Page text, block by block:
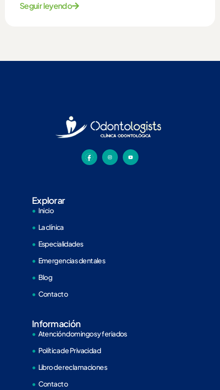
Seguir leyendo
Explorar
Inicio
La clínica
Especialidades
Emergencias dentales
Blog
Contacto
Información
Atención domingos y feriados
Política de Privacidad
Libro de reclamaciones
Contacto